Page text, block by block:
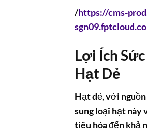
/https://cms-
Lợi Ích
Hạt Dẻ
Hạt dẻ, với
sung loại hạt này
tiêu hóa đến khả